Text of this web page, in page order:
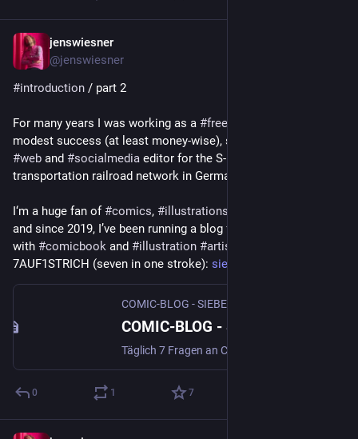
jenswiesner
@jenswiesner
#introduction / part 2
For many years I was working as a #freelance
#web and #socialmedia editor for the S-Bahn Berlin, a public
transportation railroad network in Germany’s capital.
I‘m a huge fan of #comics, #illustrations
and since 2019, I’ve been running a blog for daily
with #comicbook and #illustration #artists
7AUF1STRICH (seven in one stroke): siebenaufeinenstrich.de
0 1 7